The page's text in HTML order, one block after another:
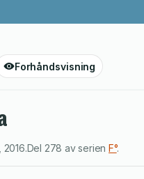
Forhåndsvisning
2016.Del 278 av serienF°.